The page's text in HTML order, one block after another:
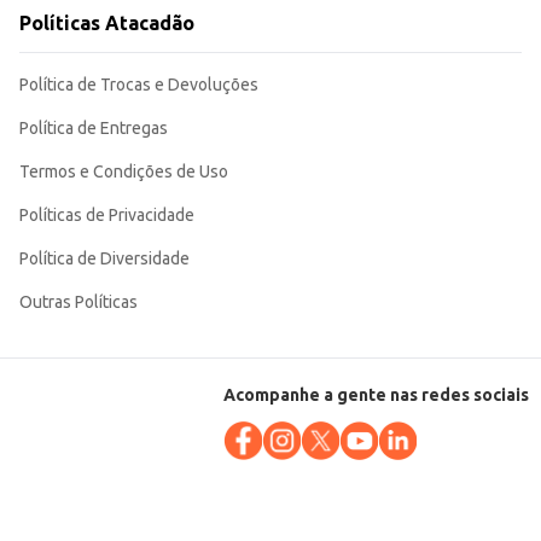
para a revenda em diversos tipos de estabelecimentos. Sua
Políticas Atacadão
Política de Trocas e Devoluções
Política de Entregas
Termos e Condições de Uso
Políticas de Privacidade
Política de Diversidade
Outras Políticas
Acompanhe a gente nas redes sociais